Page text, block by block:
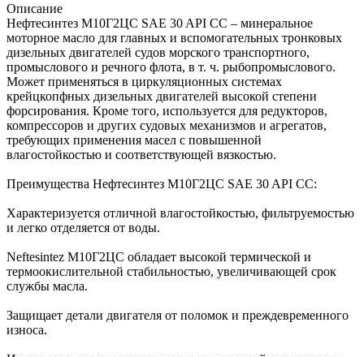
Описание
Нефтесинтез М10Г2ЦС SAE 30 API CC – минеральное
моторное масло для главных и вспомогательных тронковых
дизельных двигателей судов морского транспортного,
промыслового и речного флота, в т. ч. рыбопромыслового.
Может применяться в циркуляционных системах
крейцкопфных дизельных двигателей высокой степени
форсирования. Кроме того, используется для редукторов,
компрессоров и других судовых механизмов и агрегатов,
требующих применения масел с повышенной
влагостойкостью и соответствующей вязкостью.
Преимущества Нефтесинтез М10Г2ЦС SAE 30 API CC:
Характеризуется отличной влагостойкостью, фильтруемостью
и легко отделяется от воды.
Neftesintez М10Г2ЦС обладает высокой термической и
термоокислительной стабильностью, увеличивающей срок
службы масла.
Защищает детали двигателя от поломок и преждевременного
износа.